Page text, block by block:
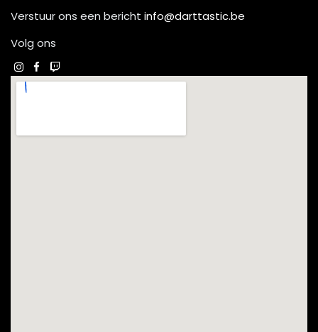
Verstuur ons een bericht info@darttastic.be
Volg ons